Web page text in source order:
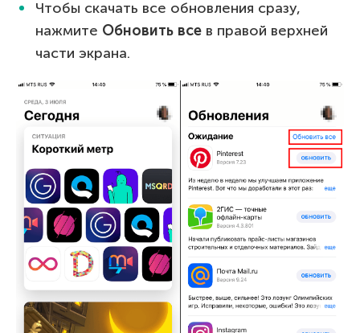
Чтобы скачать все обновления сразу,
нажмите Обновить все в правой верхней
части экрана.